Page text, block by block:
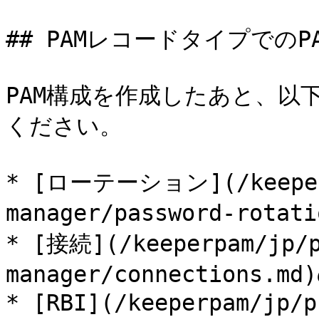
## PAMレコードタイプでの
PAM構成を作成したあと、以
ください。
* [ローテーション](/
manager/password-
* [接続](/keeperpam/
manager/connections.md)
* [RBI](/keeperpam/jp/